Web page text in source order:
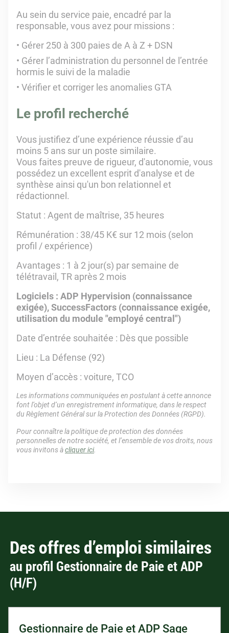
Au sein du service paie, encadré par la
responsable, vous avez pour missions :
Gérer 250 à 300 paies de A à Z + DSN
Gérer l’administration du personnel de l’entrée
hormis le suivi de la maladie
Vérifier et corriger les anomalies GTA
Le profil recherché
Vous justifiez d’une expérience réussie d’au
moins 5 ans sur un poste similaire.
Vous faites preuve de rigueur, d'autonomie, vous
possédez un excellent esprit d'analyse et de
synthèse ainsi qu'un bon relationnel et
rédactionnel.
Statut : Agent de maîtrise, 35 heures
Rémunération : 38/45 K€ sur 12 mois (selon
profil / expérience)
Avantages : 1 à 2 jour(s) par semaine de
télétravail, TR après 2 mois
Logiciels : ADP Hypervision (connaissance
exigée), SuccessFactors (connaissance exigée,
utilisation du module "employé central")
Date d’entrée souhaitée : Dès que possible
Lieu : La Défense (92)
Moyen d’accès : voiture, TCO
Les informations communiquées en postulant à cette annonce
font l’objet d’un enregistrement informatique, dans le respect
du Règlement Général sur la Protection des Données (RGPD).
Pour connaître la politique de protection des données
personnelles de notre société, et l’ensemble de vos droits, nous
vous invitons àcliquer ici.
Des offres d’emploi similaires
au profil Gestionnaire de Paie et ADP
(H/F)
Gestionnaire de Paie et ADP Sage